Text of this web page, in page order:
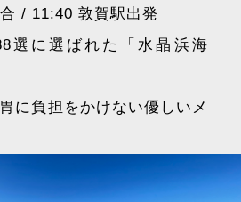
/ 11:40 敦賀駅出発
選に選ばれた「水晶浜海
に負担をかけない優しいメ